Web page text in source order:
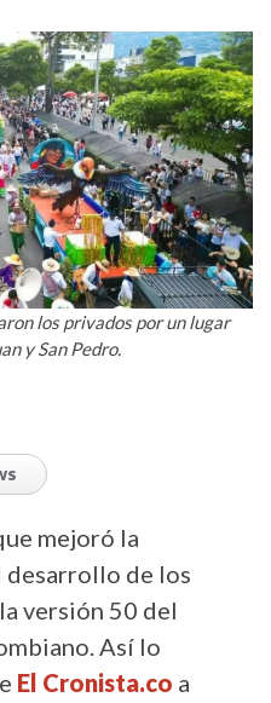
los privados por un lugar
y San Pedro.
mejoró la
desarrollo de los
versión 50 del
Así lo
El Cronista.co a